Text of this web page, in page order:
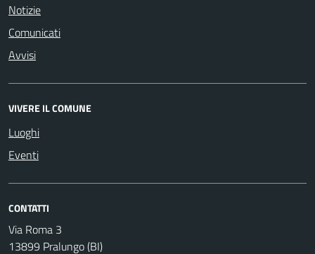
Notizie
Comunicati
Avvisi
VIVERE IL COMUNE
Luoghi
Eventi
CONTATTI
Via Roma 3
13899 Pralungo (BI)